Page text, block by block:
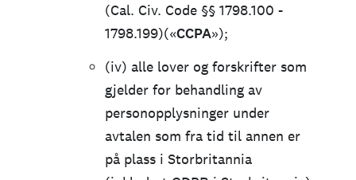
(Cal. Civ. Code §§ 1798.100 -
1798.199)(«CCPA»);
(iv) alle lover og forskrifter som
gjelder for behandling av
personopplysninger under
avtalen som fra tid til annen er
på plass i Storbritannia